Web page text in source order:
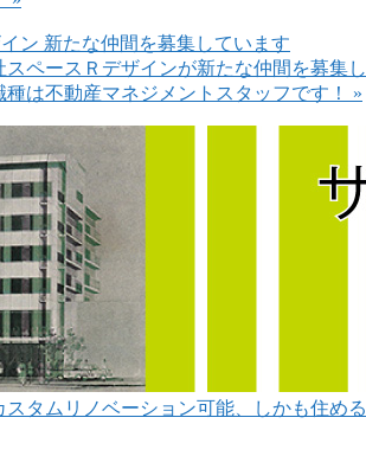
スペースＲデザインが新たな仲間を募集し
種は不動産マネジメントスタッフです！ »
スタムリノベーション可能、しかも住める